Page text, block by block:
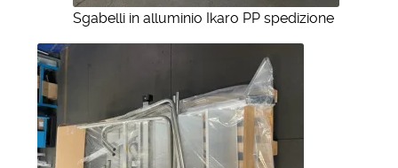
Sgabelli in alluminio Ikaro PP spedizione